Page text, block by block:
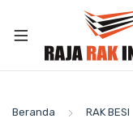
Beranda RAK BESI